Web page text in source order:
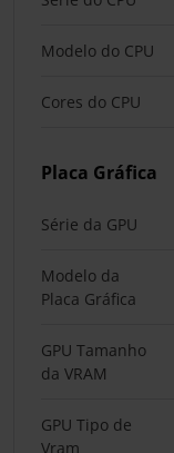
Modelo do CPU
Cores do CPU
Placa Gráfica
Série da GPU
Modelo da
Placa Gráfica
GPU Tamanho
da VRAM
GPU Tipo de
Vram